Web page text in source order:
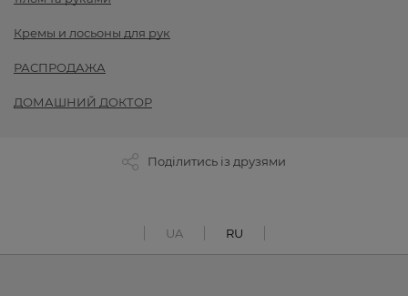
Кремы и лосьоны для рук
РАСПРОДАЖА
ДОМАШНИЙ ДОКТОР
Поділитись із друзями
UA RU